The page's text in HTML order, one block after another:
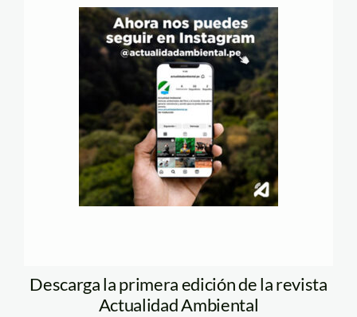
Descarga la primera edición de la revista
Actualidad Ambiental